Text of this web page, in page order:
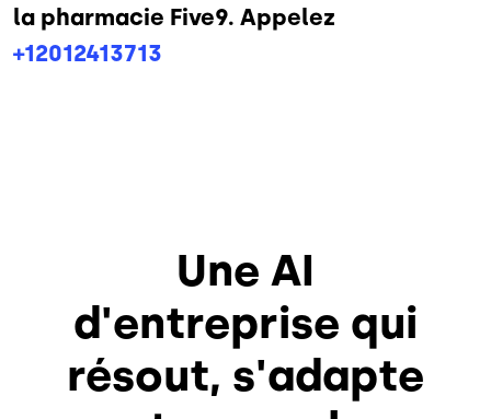
la pharmacie Five9. Appelez
+12012413713
Une AI
d'entreprise qui
résout, s'adapte